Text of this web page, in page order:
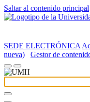
Saltar al contenido principal
SEDE ELECTRÓNICA
nueva)
Gestor de